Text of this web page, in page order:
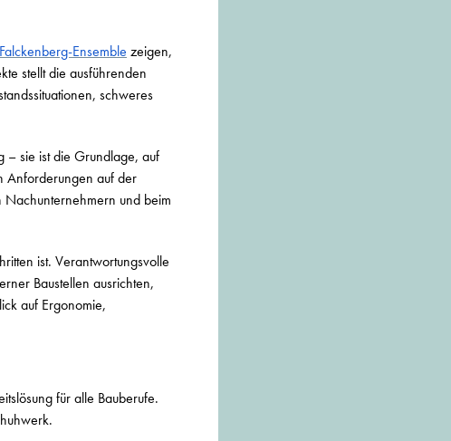
Ensemble zeigen,
stellt die ausführenden
schweres
– sie ist die Grundlage, auf
Anforderungen auf der
und beim
ist. Verantwortungsvolle
Baustellen ausrichten,
auf Ergonomie,
für alle Bauberufe.